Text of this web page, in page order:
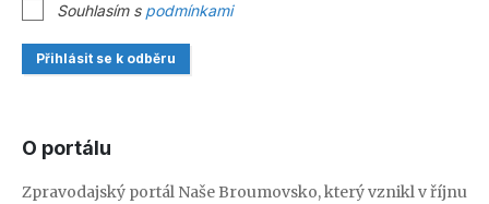
Souhlasím s podmínkami
Přihlásit se k odběru
O portálu
Zpravodajský portál Naše Broumovsko, který vznikl v říjnu